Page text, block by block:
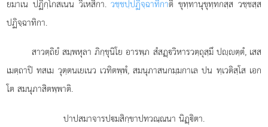
ยมาเน ปฏิกฺโกสเนน วิเหสิกา.วชฺชปฺปฏิจฺฉาทิกาติ ขุทฺทานุขุทฺทกสฺส วชฺชสฺส
ปฏิจฺฉาทิกา.
สาวตฺถิยํสมฺพหุลา ภิกฺขุนิโย อารพฺภ สํสฏฺวิหารวตฺถุสฺมึ ปฺตฺตํ, เสส
เมตฺถาปิ ทสเม วุตฺตนเยเนว เวทิตพฺพํ, สมนุภาสนกมฺมกาเล ปน ทฺเวติสฺโส เอก
โต สมนุภาสิตพฺพาติ.
ปาปสมาจารปมสิกฺขาปทวณฺณนา นิฏฺิตา.